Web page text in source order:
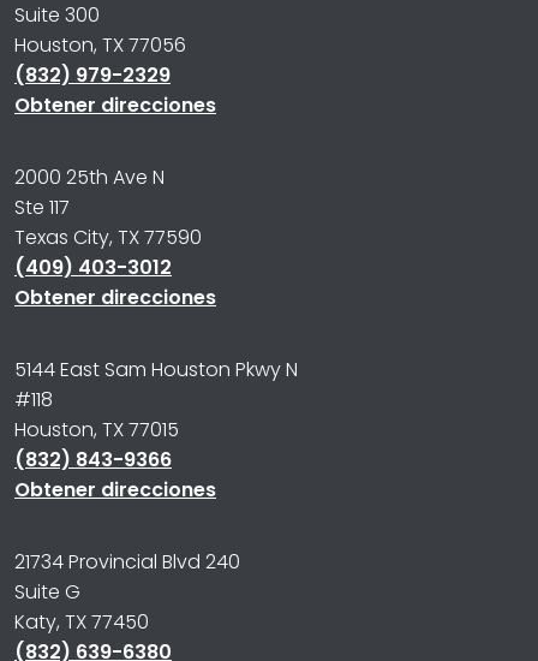
Suite 300
Houston, TX 77056
(832) 979-2329
Obtener direcciones
2000 25th Ave N
Ste 117
Texas City, TX 77590
(409) 403-3012
Obtener direcciones
5144 East Sam Houston Pkwy N
#118
Houston, TX 77015
(832) 843-9366
Obtener direcciones
21734 Provincial Blvd 240
Suite G
Katy, TX 77450
(832) 639-6380